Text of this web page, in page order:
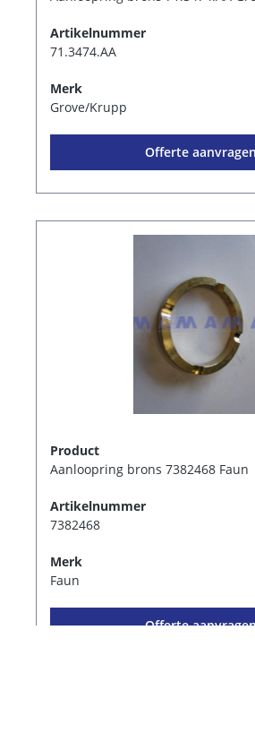
Artikelnummer
71.3474.AA
Merk
Grove/Krupp
Offerte aanvragen
Product
Aanloopring brons 7382468 Faun
Artikelnummer
7382468
Merk
Faun
Offerte